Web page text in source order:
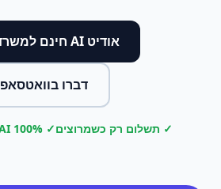
אודיט AI חינם למשרד שלך
דברו בוואטסאפ
✓ תשלום רק כשמרוצים✓ 100% AI